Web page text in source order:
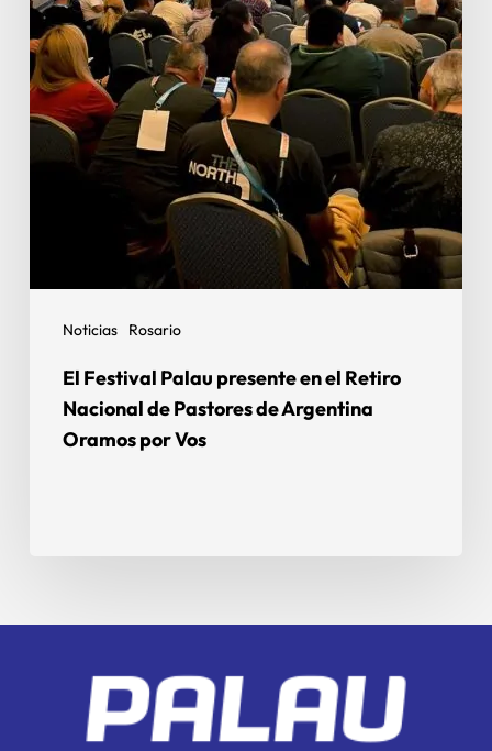
Noticias Rosario
El Festival Palau presente en el Retiro
Nacional de Pastores de Argentina
Oramos por Vos